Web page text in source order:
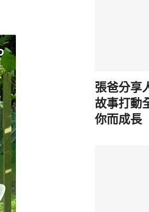
張爸分享
故事打動
你而成長